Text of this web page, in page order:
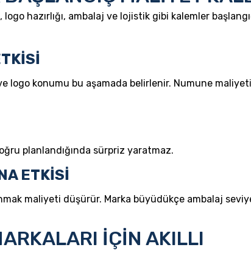
hazırlığı, ambalaj ve lojistik gibi kalemler
logo konumu bu aşamada belirlenir. Numune
planlandığında sürpriz yaratmaz.
ETKİSİ
maliyeti düşürür. Marka büyüdükçe ambalaj
İÇİN AKILLI